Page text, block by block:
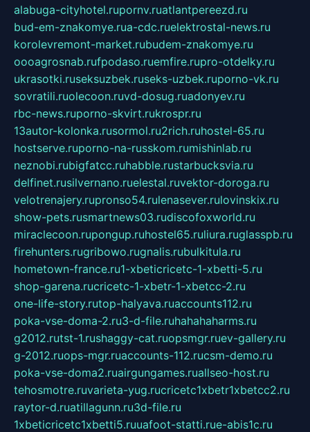
alabuga-cityhotel.rupornv.ruatlantpereezd.ru
bud-em-znakomye.rua-cdc.ruelektrostal-news.ru
korolevremont-market.rubudem-znakomye.ru
oooagrosnab.rufpodaso.ruemfire.rupro-otdelky.ru
ukrasotki.ruseksuzbek.ruseks-uzbek.ruporno-vk.ru
sovratili.ruolecoon.ruvd-dosug.ruadonyev.ru
rbc-news.ruporno-skvirt.rukrospr.ru
13autor-kolonka.rusormol.ru2rich.ruhostel-65.ru
hostserve.ruporno-na-russkom.rumishinlab.ru
neznobi.rubigfatcc.ruhabble.rustarbucksvia.ru
delfinet.rusilvernano.ruelestal.ruvektor-doroga.ru
velotrenajery.rupronso54.rulenasever.rulovinskix.ru
show-pets.rusmartnews03.rudiscofoxworld.ru
miraclecoon.rupongup.ruhostel65.ruliura.ruglasspb.ru
firehunters.rugribowo.rugnalis.rubulkitula.ru
hometown-france.ru1-xbeticricetc-1-xbetti-5.ru
shop-garena.rucricetc-1-xbetr-1-xbetcc-2.ru
one-life-story.rutop-halyava.ruaccounts112.ru
poka-vse-doma-2.ru3-d-file.ruhahahaharms.ru
g2012.rutst-1.rushaggy-cat.ruopsmgr.ruev-gallery.ru
g-2012.ruops-mgr.ruaccounts-112.rucsm-demo.ru
poka-vse-doma2.ruairgungames.ruallseo-host.ru
tehosmotre.ruvarieta-yug.rucricetc1xbetr1xbetcc2.ru
raytor-d.ruatillagunn.ru3d-file.ru
1xbeticricetc1xbetti5.ruuafoot-statti.rue-abis1c.ru